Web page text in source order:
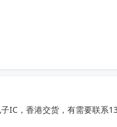
IC，香港交货，有需要联系